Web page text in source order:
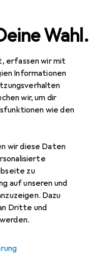
Wahl.
erfassen wir mit
Informationen
wir, um dir
wie den
wir diese Daten
zu
auf unseren und
Dazu
Dritte und
+ Schreibwaren
Zubehör zum